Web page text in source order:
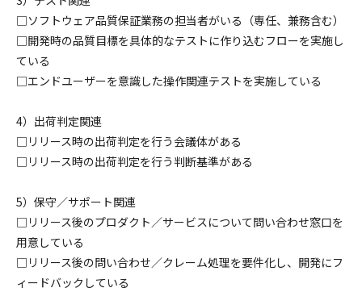
□ソフトウェア品質保証業務の担当者がいる（専任、兼務含む）
□開発時の品質目標を具体的なテストに作り込むフローを実施し
ている
□エンドユーザーを意識した操作関連テストを実施している
4）出荷判定関連
□リリース時の出荷判定を行う会議体がある
□リリース時の出荷判定を行う判断基準がある
5）保守／サポート関連
□リリース後のプロダクト／サービスについて問い合わせ窓口を
用意している
□リリース後の問い合わせ／クレーム処理を要件化し、開発にフ
ィードバックしている